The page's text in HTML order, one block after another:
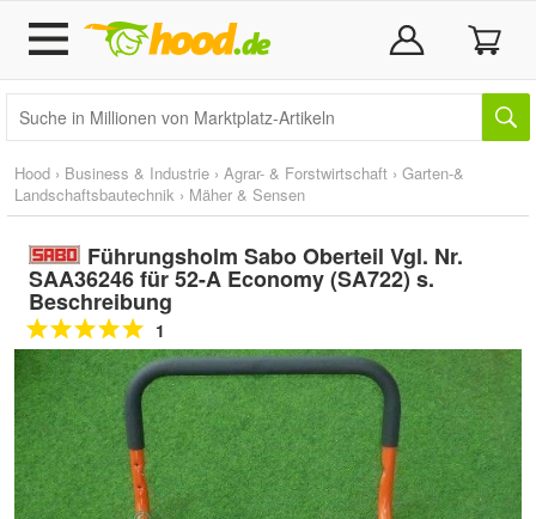
Hood › Business & Industrie › Agrar- & Forstwirtschaft › Garten-&
Landschaftsbautechnik › Mäher & Sensen
Führungsholm Sabo Oberteil Vgl. Nr.
SAA36246 für 52-A Economy (SA722) s.
Beschreibung
1